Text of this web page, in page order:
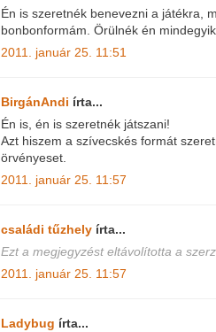
Én is szeretnék benevezni a játékra,
bonbonformám. Örülnék én
2011. január 25. 11:51
BirgánAndi írta...
Én is, én is szeretnék játszani!
Azt hiszem a szívecskés formát
örvényeset.
2011. január 25. 11:57
családi tűzhely írta...
Ezt a megjegyzést eltávolította a
2011. január 25. 11:57
Ladybug írta...